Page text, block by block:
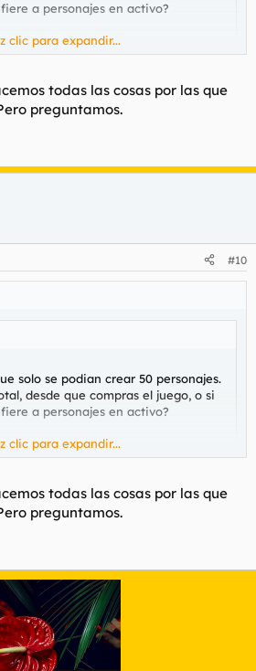
a personajes en activo?
borrar uno y crear otro, o solo
clic para expandir...
todas las cosas por las que
preguntamos.
#10
solo se podian crear 50 personajes.
desde que compras el juego, o si
a personajes en activo?
borrar uno y crear otro, o solo
clic para expandir...
todas las cosas por las que
preguntamos.